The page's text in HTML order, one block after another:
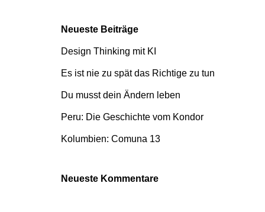
Neueste Beiträge
Design Thinking mit KI
Es ist nie zu spät das Richtige zu tun
Du musst dein Ändern leben
Peru: Die Geschichte vom Kondor
Kolumbien: Comuna 13
Neueste Kommentare